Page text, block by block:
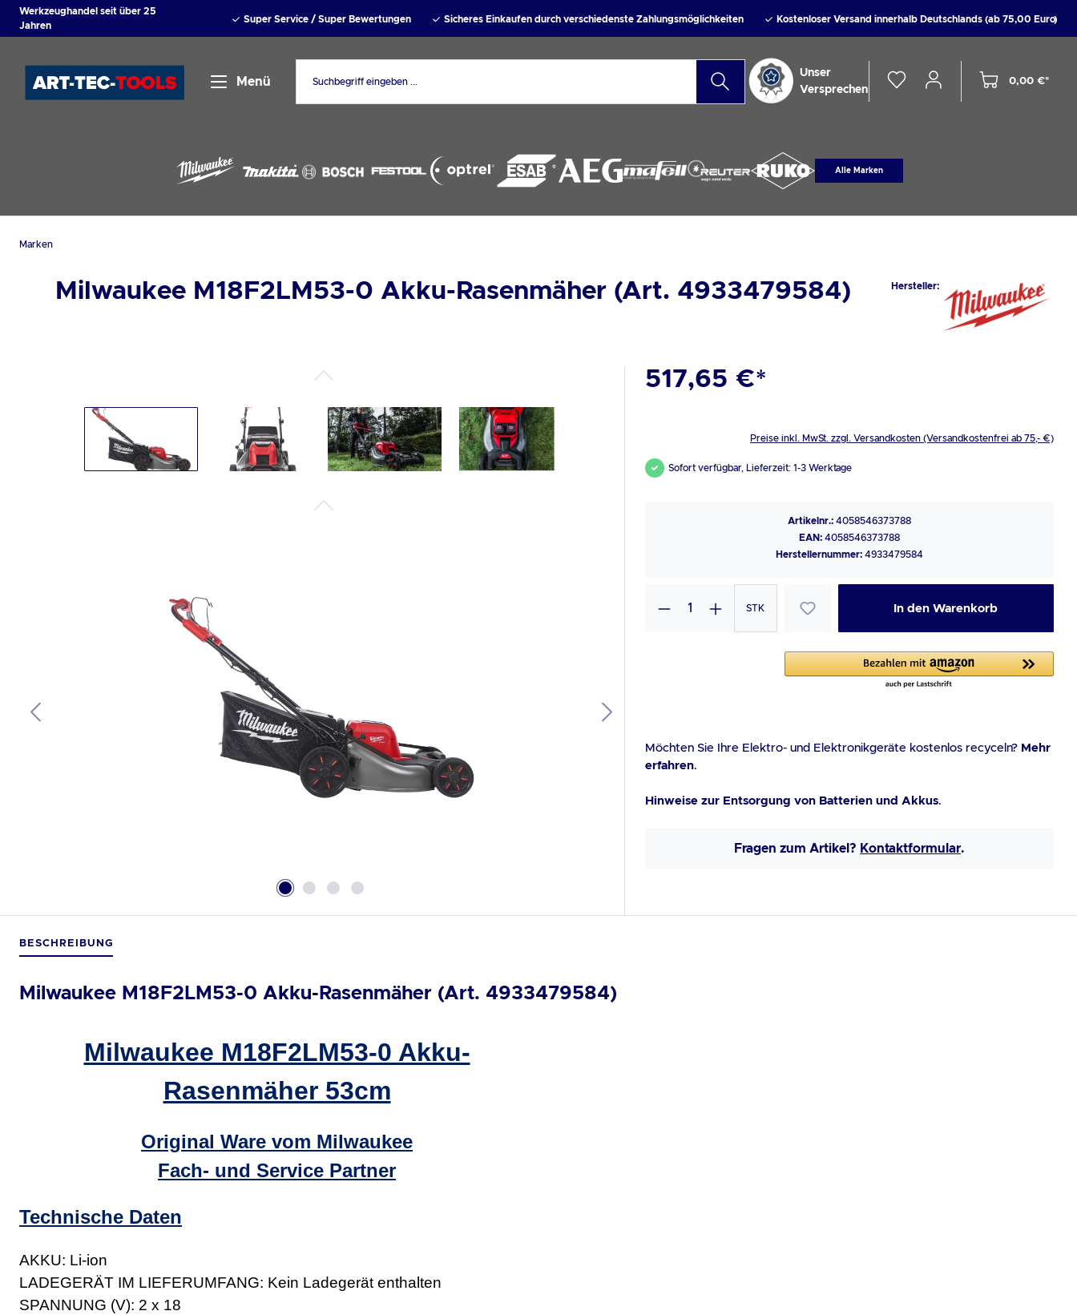
Zur Hauptnavigation springen
Werkzeughandel seit über 25
Jahren
Super Service / Super Bewertungen Sicheres Einkaufen durch verschiedenste Zahlungsmöglichkeiten Kostenloser Versand innerhalb Deutschlands (ab 75,00 Euro)
Menü
Unser
Versprechen
0,00 €*
Alle Marken
Marken
Milwaukee M18F2LM53-0 Akku-Rasenmäher (Art. 4933479584) Hersteller:
517,65 €*
Preise inkl. MwSt. zzgl. Versandkosten (Versandkostenfrei ab 75,- €)
Sofort verfügbar, Lieferzeit: 1-3 Werktage
Artikelnr.: 4058546373788
EAN: 4058546373788
Herstellernummer: 4933479584
STK In den Warenkorb
Möchten Sie Ihre Elektro- und Elektronikgeräte kostenlos recyceln? Mehr
erfahren.
Hinweise zur Entsorgung von Batterien und Akkus.
Fragen zum Artikel? Kontaktformular.
BESCHREIBUNG
Milwaukee M18F2LM53-0 Akku-Rasenmäher (Art. 4933479584)
Milwaukee M18F2LM53-0 Akku-
Rasenmäher 53cm
Original Ware vom Milwaukee
Fach- und Service Partner
Technische Daten
AKKU: Li-ion
LADEGERÄT IM LIEFERUMFANG: Kein Ladegerät enthalten
SPANNUNG (V): 2 x 18